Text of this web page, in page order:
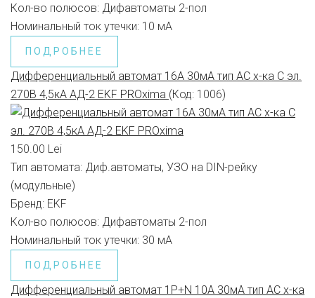
Кол-во полюсов: Дифавтоматы 2-пол
Номинальный ток утечки: 10 мА
ПОДРОБНЕЕ
Дифференциальный автомат 16А 30мА тип АС х-ка C эл.
270В 4,5кА АД-2 EKF PROxima (Код: 1006)
150.00 Lei
Тип автомата: Диф.автоматы, УЗО на DIN-рейку
(модульные)
Бренд: EKF
Кол-во полюсов: Дифавтоматы 2-пол
Номинальный ток утечки: 30 мА
ПОДРОБНЕЕ
Дифференциальный автомат 1P+N 10А 30мА тип АС х-ка